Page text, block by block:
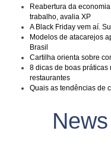
Reabertura da
trabalho, avalia XP
A Black Friday vem aí.
Modelos de atacarejos
Brasil
Cartilha orienta sobre
8 dicas de boas práticas
restaurantes
Quais as tendências de